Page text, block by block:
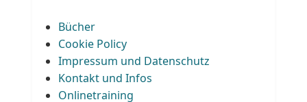
Bücher
Cookie Policy
Impressum und Datenschutz
Kontakt und Infos
Onlinetraining